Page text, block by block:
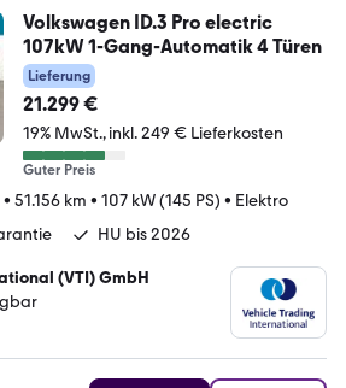
Volkswagen ID.3 Pro electric
107kW 1-Gang-Automatik 4 Türen
Lieferung
21.299 €
19% MwSt. inkl. 249 € Lieferkosten
Guter Preis
• 51.156 km • 107 kW (145 PS) • Elektro
HU bis 2026
(VTI) GmbH